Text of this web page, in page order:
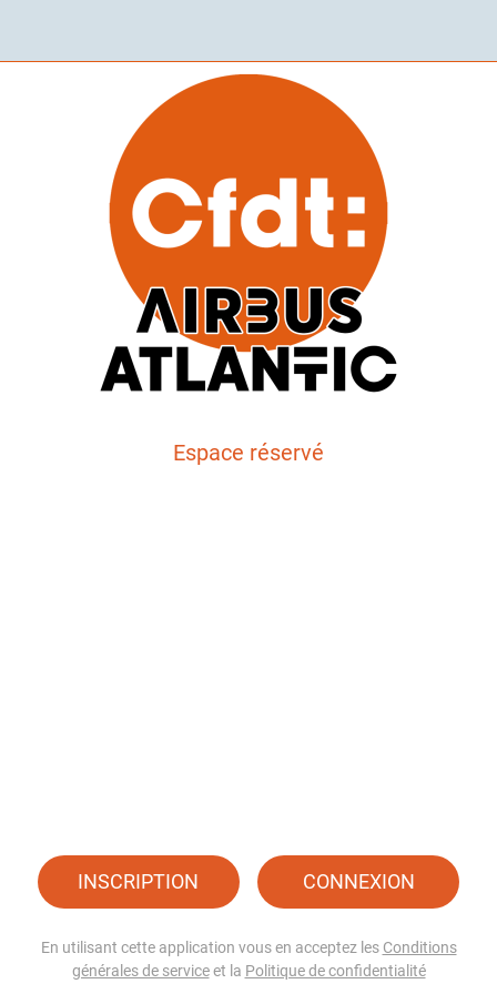
Espace réservé
INSCRIPTION CONNEXION
En utilisant cette application vous en acceptez les Conditions
générales de serviceet la Politique de confidentialité